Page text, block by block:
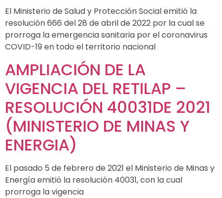
El Ministerio de Salud y Protección Social emitió la
resolución 666 del 28 de abril de 2022 por la cual se
prorroga la emergencia sanitaria por el coronavirus
COVID-19 en todo el territorio nacional
AMPLIACIÓN DE LA
VIGENCIA DEL RETILAP –
RESOLUCIÓN 40031DE 2021
(MINISTERIO DE MINAS Y
ENERGIA)
El pasado 5 de febrero de 2021 el Ministerio de Minas y
Energía emitió la resolución 40031, con la cual
prorroga la vigencia